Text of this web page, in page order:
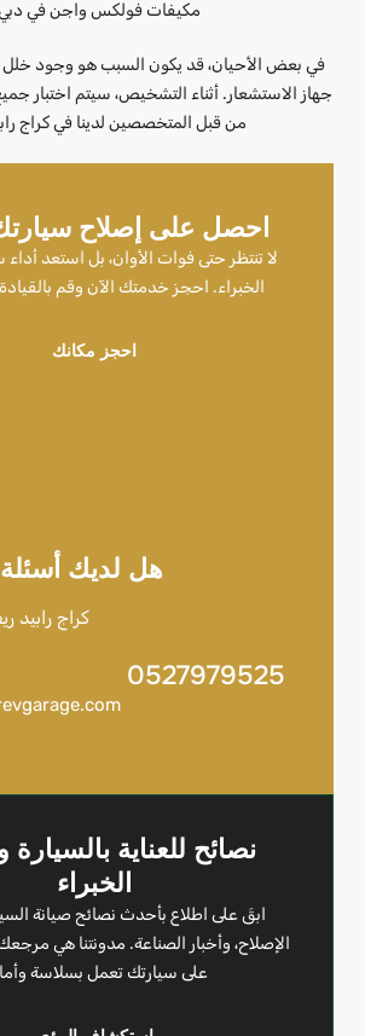
احصل على إصلاح
لا تنتظر حتى فوات الأوان، بل استعد أداء
الخبراء. احجز خدمتك الآن وقم
احجز مكانك
هل لديك
كراج رابيد
0527979525
نصائح للعناية بالسيارة
الخبراء
ابقَ على اطلاع بأحدث نصائح صيانة
الإصلاح، وأخبار الصناعة. مدونتنا هي
على سيارتك تعمل بسلاسة
مكيفات فولكس واجن في
في بعض الأحيان، قد يكون السبب هو وجود خلل
جهاز الاستشعار. أثناء التشخيص، سيتم اختبار
من قبل المتخصصين لدينا في كراج